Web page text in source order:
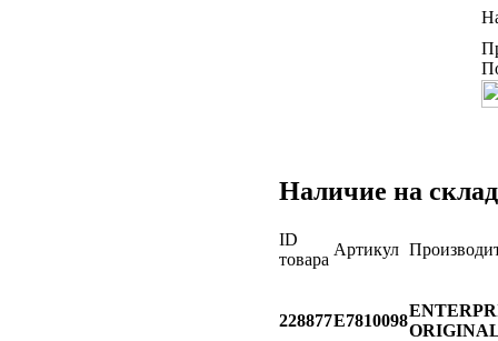
Наличие на
ID
товара
Артикул
228877E7810098